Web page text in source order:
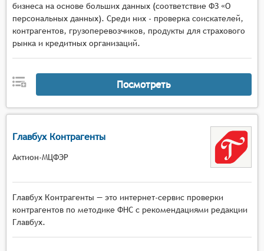
бизнеса на основе больших данных (соответствие ФЗ «О
персональных данных). Среди них - проверка соискателей,
контрагентов, грузоперевозчиков, продукты для страхового
рынка и кредитных организаций.
Посмотреть
Главбух Контрагенты
Актион-МЦФЭР
Главбух Контрагенты — это интернет-сервис проверки
контрагентов по методике ФНС с рекомендациями редакции
Главбух.